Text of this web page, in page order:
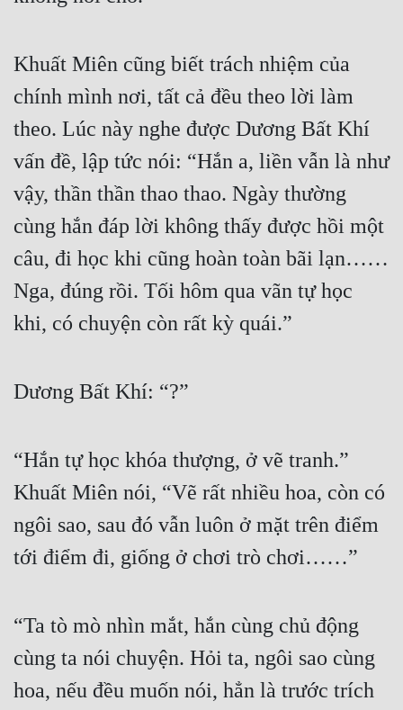
Khuất Miên cũng biết trách nhiệm của
chính mình nơi, tất cả đều theo lời làm
theo. Lúc này nghe được Dương Bất Khí
vấn đề, lập tức nói: “Hắn a, liền vẫn là như
vậy, thần thần thao thao. Ngày thường
cùng hắn đáp lời không thấy được hồi một
câu, đi học khi cũng hoàn toàn bãi lạn……
Nga, đúng rồi. Tối hôm qua vãn tự học
khi, có chuyện còn rất kỳ quái.”
Dương Bất Khí: “?”
“Hắn tự học khóa thượng, ở vẽ tranh.”
Khuất Miên nói, “Vẽ rất nhiều hoa, còn có
ngôi sao, sau đó vẫn luôn ở mặt trên điểm
tới điểm đi, giống ở chơi trò chơi……”
“Ta tò mò nhìn mắt, hắn cùng chủ động
cùng ta nói chuyện. Hỏi ta, ngôi sao cùng
hoa, nếu đều muốn nói, hẳn là trước trích